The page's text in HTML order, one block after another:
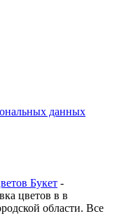
данных
Букет -
цветов в в
области. Все